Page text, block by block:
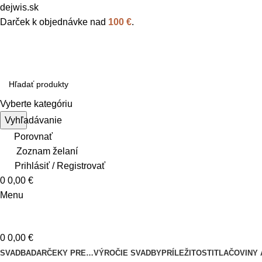
dejwis.sk
Darček k objednávke nad 100 €.
Vyberte kategóriu
Vyhľadávanie
Porovnať
Zoznam želaní
Prihlásiť / Registrovať
0 0,00 €
Menu
0 0,00 €
SVADBADARČEKY PRE…VÝROČIE SVADBYPRÍLEŽITOSTI TLAČOVINY